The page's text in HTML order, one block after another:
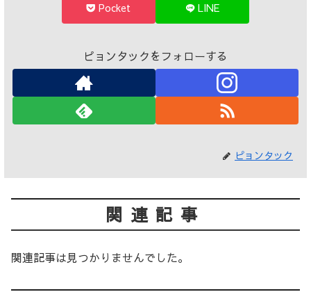
Pocket LINE
ピョンタックをフォローする
ピョンタック
関連記事
関連記事は見つかりませんでした。